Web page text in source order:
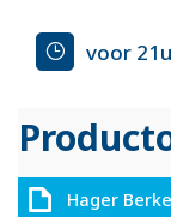
voor
Hager